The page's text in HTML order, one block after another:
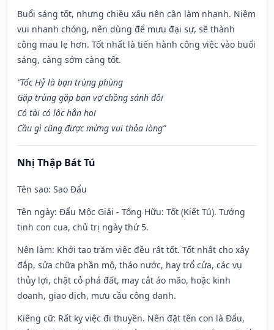
Buổi sáng tốt, nhưng chiều xấu nên cần làm nhanh. Niềm
vui nhanh chóng, nên dùng để mưu đại sự, sẽ thành
công mau lẹ hơn. Tốt nhất là tiến hành công việc vào buổi
sáng, càng sớm càng tốt.
“Tốc Hỷ là bạn trùng phùng
Gặp trùng gặp bạn vợ chồng sánh đôi
Có tài có lộc hẳn hoi
Cầu gì cũng được mừng vui thỏa lòng”
Nhị Thập Bát Tú
Tên sao: Sao Đẩu
Tên ngày: Đẩu Mộc Giải - Tống Hữu: Tốt (Kiết Tú). Tướng
tinh con cua, chủ trị ngày thứ 5.
Nên làm: Khởi tạo trăm việc đều rất tốt. Tốt nhất cho xây
đắp, sửa chữa phần mộ, tháo nước, hay trổ cửa, các vụ
thủy lợi, chặt cỏ phá đất, may cắt áo mão, hoặc kinh
doanh, giao dịch, mưu cầu công danh.
Kiêng cữ: Rất kỵ việc đi thuyền. Nên đặt tên con là Đẩu,